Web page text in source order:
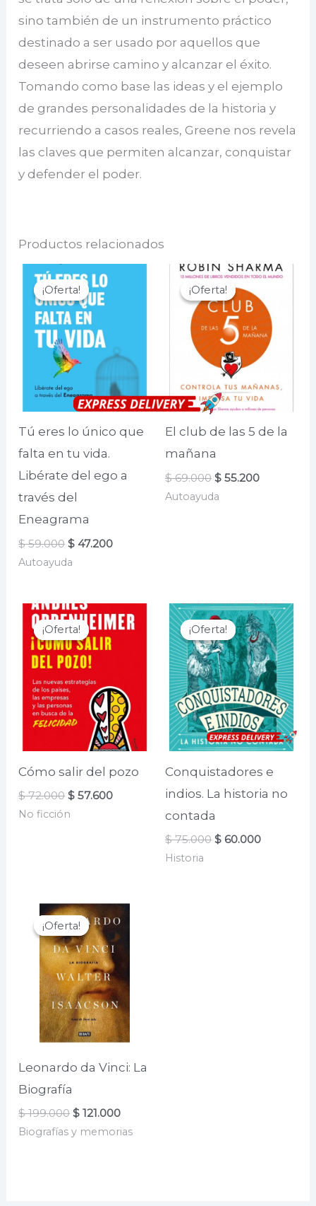
sino también de un instrumento práctico
destinado a ser usado por aquellos que
deseen abrirse camino y alcanzar el éxito.
Tomando como base las ideas y el ejemplo
de grandes personalidades de la historia y
recurriendo a casos reales, Greene nos revela
las claves que permiten alcanzar, conquistar
y defender el poder.
Productos relacionados
¡Oferta!
¡Oferta!
Tú eres lo único que
falta en tu vida.
Libérate del ego a
través del
Eneagrama
$59.000 El
original
$ 47.200El
Autoayuda
¡Oferta!
¡Oferta!
El club de las 5 de la
mañana
$69.000 El
original
$ 55.200El
Autoayuda
¡Oferta!
¡Oferta!
Cómo salir del pozo
$72.000 El
original
$ 57.600El
No ficción
¡Oferta!
¡Oferta!
Conquistadores e
indios. La historia no
contada
$75.000 El
$ 60.000El
Historia
¡Oferta!
¡Oferta!
Leonardo da Vinci: La
Biografía
$199.000 El
original
$ 121.000El
precio
actual
Biografías y memorias